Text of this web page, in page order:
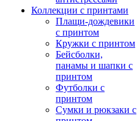
Коллекции с принтами
Плащи-дождевики
с принтом
Кружки с принтом
Бейсболки,
панамы и шапки с
принтом
Футболки с
принтом
Сумки и рюкзаки с